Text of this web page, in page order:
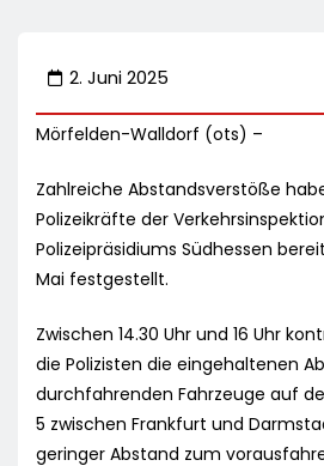
2. Juni 2025
Mörfelden-Walldorf (ots) –
Zahlreiche Abstandsverstöße
Polizeikräfte der
Polizeipräsidiums Südhessen
Mai festgestellt.
Zwischen 14.30 Uhr und 16 Uhr
die Polizisten die eingehaltenen
durchfahrenden Fahrzeuge auf
5 zwischen Frankfurt und
geringer Abstand zum